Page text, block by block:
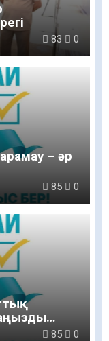
83 0
– әр
85 0
85 0